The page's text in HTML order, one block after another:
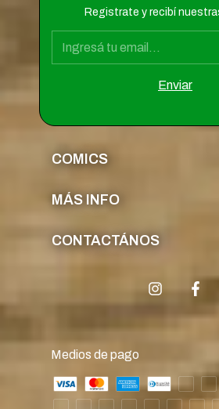
Registrate y recibí
COMICS
MÁS INFO
CONTACTÁNOS
Medios de pago